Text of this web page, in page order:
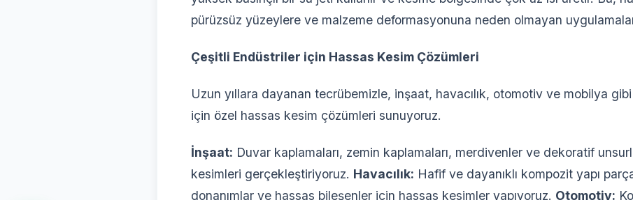
pürüzsüz yüzeylere ve malzeme deformasyonuna neden olmayan
Çeşitli Endüstriler için Hassas Kesim Çözümleri
Uzun yıllara dayanan tecrübemizle, inşaat, havacılık, otomotiv ve mobilya
için özel hassas kesim çözümleri sunuyoruz.
İnşaat: Duvar kaplamaları, zemin kaplamaları, merdivenler ve dekoratif
kesimleri gerçekleştiriyoruz. Havacılık: Hafif ve dayanıklı kompozit yapı
donanımlar ve hassas bileşenler için hassas kesimler yapıyoruz. Otomotiv: